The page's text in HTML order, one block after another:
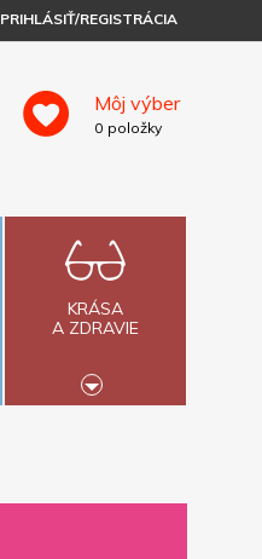
PRIHLÁSIŤ/REGISTRÁCIA
Môj výber
0 položky
KRÁSA
A ZDRAVIE